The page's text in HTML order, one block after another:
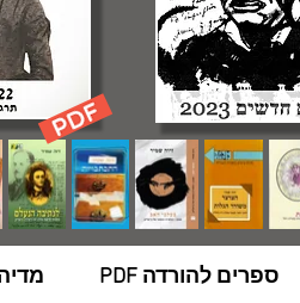
ספרים להורדה PDF